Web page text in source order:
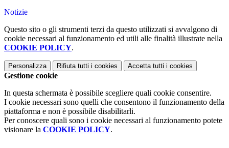
Notizie
Questo sito o gli strumenti terzi da questo utilizzati si avvalgono di
cookie necessari al funzionamento ed utili alle finalità illustrate nella
COOKIE POLICY.
Personalizza Rifiuta tutti i cookies Accetta tutti i cookies
Gestione cookie
In questa schermata è possibile scegliere quali cookie consentire.
I cookie necessari sono quelli che consentono il funzionamento della
piattaforma e non è possibile disabilitarli.
Per conoscere quali sono i cookie necessari al funzionamento potete
visionare la COOKIE POLICY.